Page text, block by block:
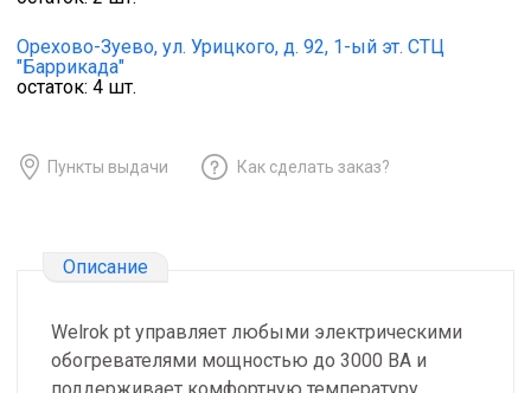
Орехово-Зуево, ул. Урицкого, д. 92, 1-ый эт. СТЦ
"Баррикада"
остаток: 4 шт.
Пункты выдачи Как сделать заказ?
Описание
Welrok pt управляет любыми электрическими
обогревателями мощностью до 3000 ВА и